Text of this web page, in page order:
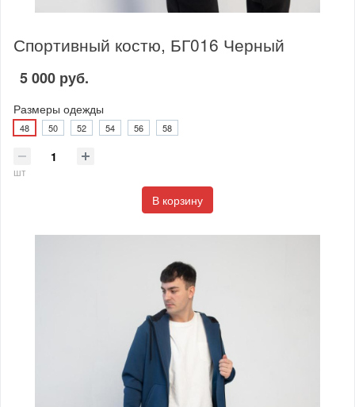
Спортивный костю, БГ016 Черный
5 000 руб.
Размеры одежды
48 50 52 54 56 58
шт
В корзину